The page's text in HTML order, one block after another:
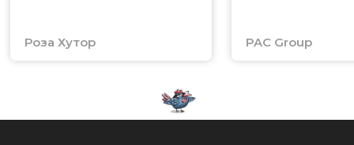
Роза Хутор PAC Group